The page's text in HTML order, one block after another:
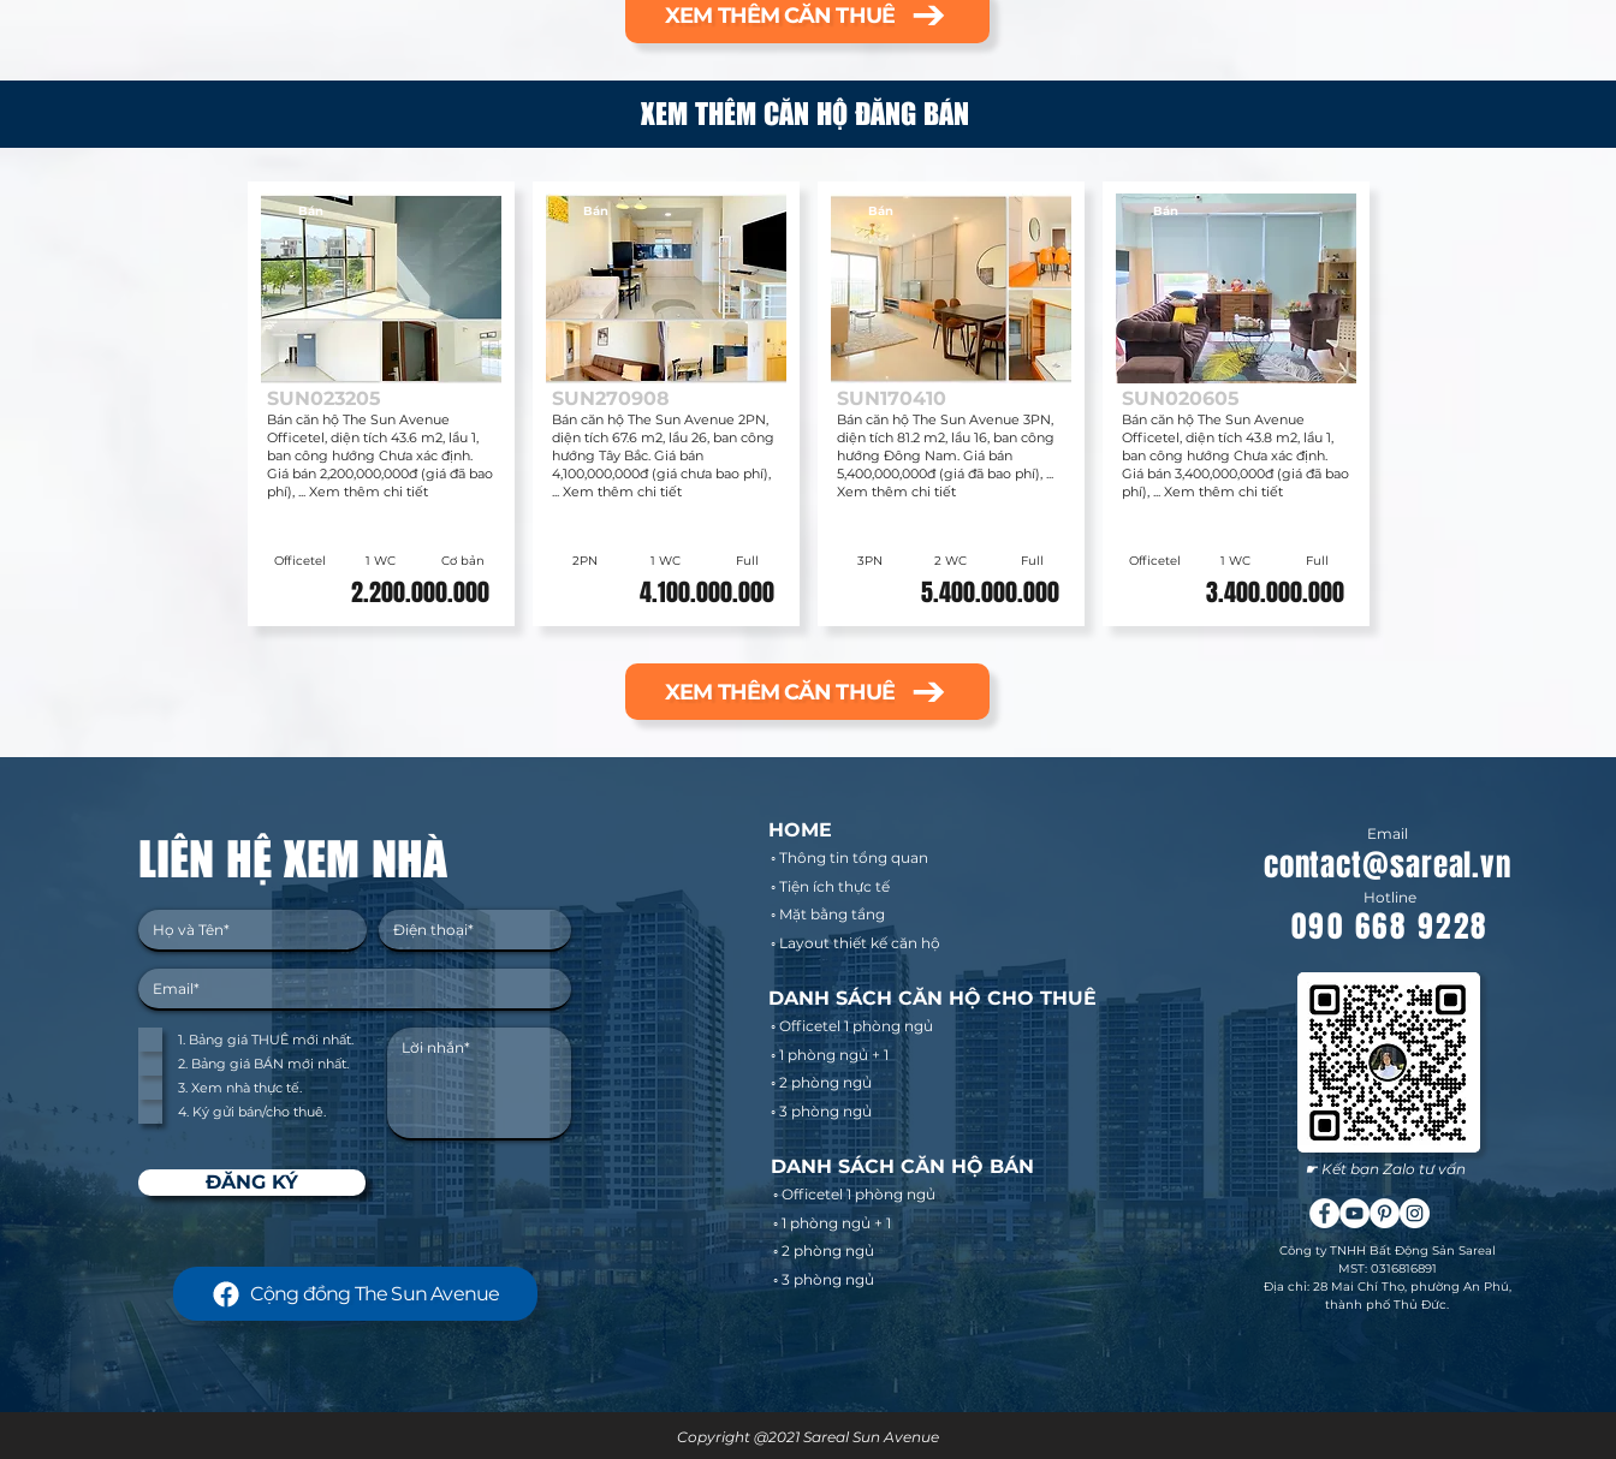
XEM THÊM CĂN THUÊ
XEM THÊM CĂN HỘ ĐĂNG BÁN
Bán
Bán căn hộ The Sun Avenue
Officetel, diện tích 43.6 m2, lầu 1,
ban công hướng Chưa xác định.
Giá bán 2,200,000,000đ (giá đã bao
phí), ... Xem thêm chi tiết
SUN023205
Officetel 1 WC Cơ bản
2.200.000.000
Bán
Bán căn hộ The Sun Avenue 2PN,
diện tích 67.6 m2, lầu 26, ban công
hướng Tây Bắc. Giá bán
4,100,000,000đ (giá chưa bao phí),
... Xem thêm chi tiết
SUN270908
2PN 1 WC Full
4.100.000.000
Bán
Bán căn hộ The Sun Avenue 3PN,
diện tích 81.2 m2, lầu 16, ban công
hướng Đông Nam. Giá bán
5,400,000,000đ (giá đã bao phí), ...
Xem thêm chi tiết
SUN170410
3PN 2 WC Full
5.400.000.000
Bán
Bán căn hộ The Sun Avenue
Officetel, diện tích 43.8 m2, lầu 1,
ban công hướng Chưa xác định.
Giá bán 3,400,000,000đ (giá đã bao
phí), ... Xem thêm chi tiết
SUN020605
Officetel 1 WC Full
3.400.000.000
XEM THÊM CĂN THUÊ
LIÊN HỆ XEM NHÀ
1. Bảng giá THUÊ mới nhất.
2. Bảng giá BÁN mới nhất.
3. Xem nhà thực tế.
4. Ký gửi bán/cho thuê.
ĐĂNG KÝ
Cộng đồng The Sun Avenue
HOME
◦ Thông tin tổng quan
◦ Tiện ích thực tế
◦ Mặt bằng tầng
◦ Layout thiết kế căn hộ
DANH SÁCH CĂN HỘ CHO THUÊ
◦ Officetel 1 phòng ngủ
◦ 1 phòng ngủ + 1
◦ 2 phòng ngủ
◦ 3 phòng ngủ
DANH SÁCH CĂN HỘ BÁN
◦ Officetel 1 phòng ngủ
◦ 1 phòng ngủ + 1
◦ 2 phòng ngủ
◦ 3 phòng ngủ
Email
contact@sareal.vn
Hotline
090 668 9228
☛ Kết bạn Zalo tư vấn
Công ty TNHH Bất Động Sản Sareal
MST: 0316816891
Địa chỉ: 28 Mai Chí Thọ, phường An Phú,
thành phố Thủ Đức.
Copyright @2021 Sareal Sun Avenue